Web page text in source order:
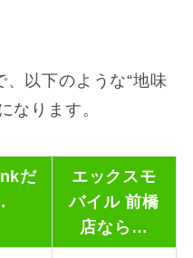
以下のような“地味
なります。
だ
エックスモ
バイル 前橋
店なら…